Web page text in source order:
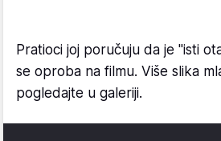
Pratioci joj poručuju da je "isti
se oproba na filmu. Više slika
pogledajte u galeriji.